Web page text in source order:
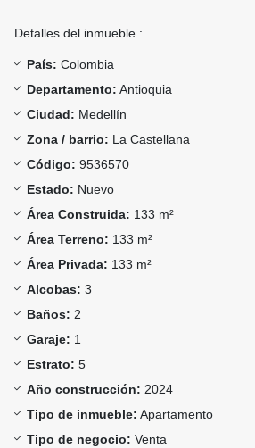
Detalles del inmueble :
País: Colombia
Departamento: Antioquia
Ciudad: Medellín
Zona / barrio: La Castellana
Código: 9536570
Estado: Nuevo
Área Construida: 133 m²
Área Terreno: 133 m²
Área Privada: 133 m²
Alcobas: 3
Baños: 2
Garaje: 1
Estrato: 5
Año construcción: 2024
Tipo de inmueble: Apartamento
Tipo de negocio: Venta